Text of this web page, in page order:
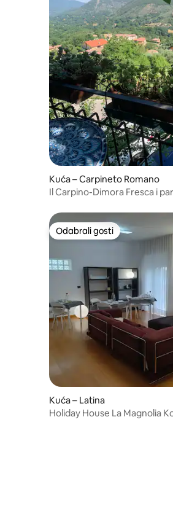
Kuća – Carpineto Romano
Il Carpino-Dimora Fresca i
Odabrali gosti
Odabrali gosti
Kuća – Latina
Holiday House La Magnolia